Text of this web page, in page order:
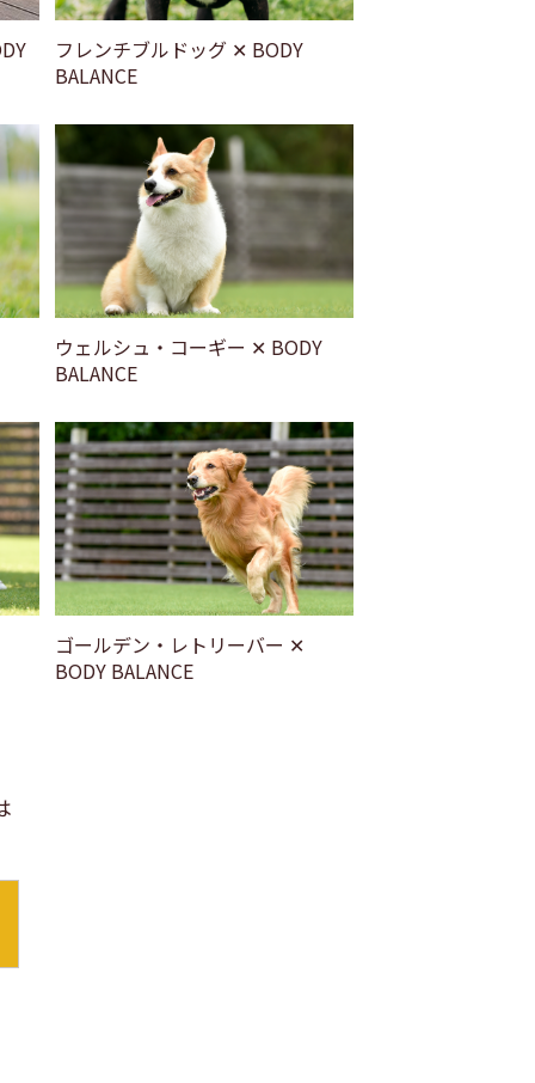
フレンチブルドッグ ✕ BODY
BALANCE
ウェルシュ・コーギー ✕ BODY
BALANCE
ゴールデン・レトリーバー ✕
BODY BALANCE